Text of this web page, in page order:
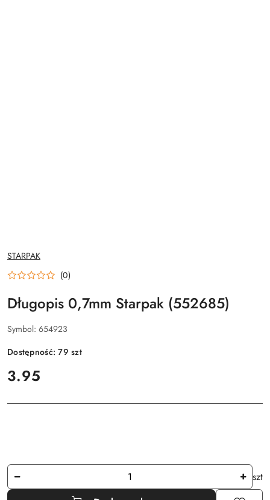
NAZWA
PRODUCENTA:
STARPAK
(0)
Długopis 0,7mm Starpak (552685)
Symbol: 654923
Dostępność:79szt
cena:
3.95
Ilość
szt